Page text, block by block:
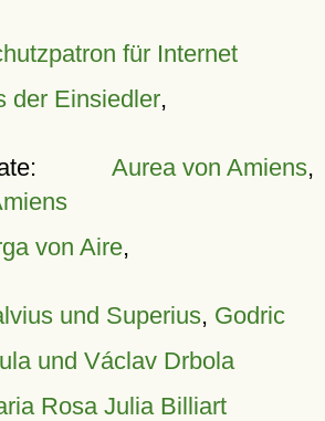
für Internet
der Einsiedler,
Aurea von Amiens,
von Aire,
und Superius, Godric
und Václav Drbola
Rosa Julia Billiart